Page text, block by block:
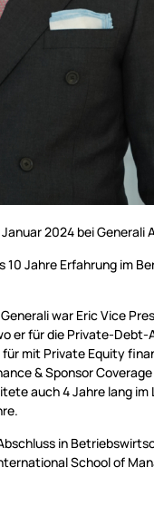
2024 bei
10 Jahre Erfahrung im
war Eric Vice
er für die Private-
für mit Private Equity
& Sponsor
auch 4 Jahre lang im
in
School of